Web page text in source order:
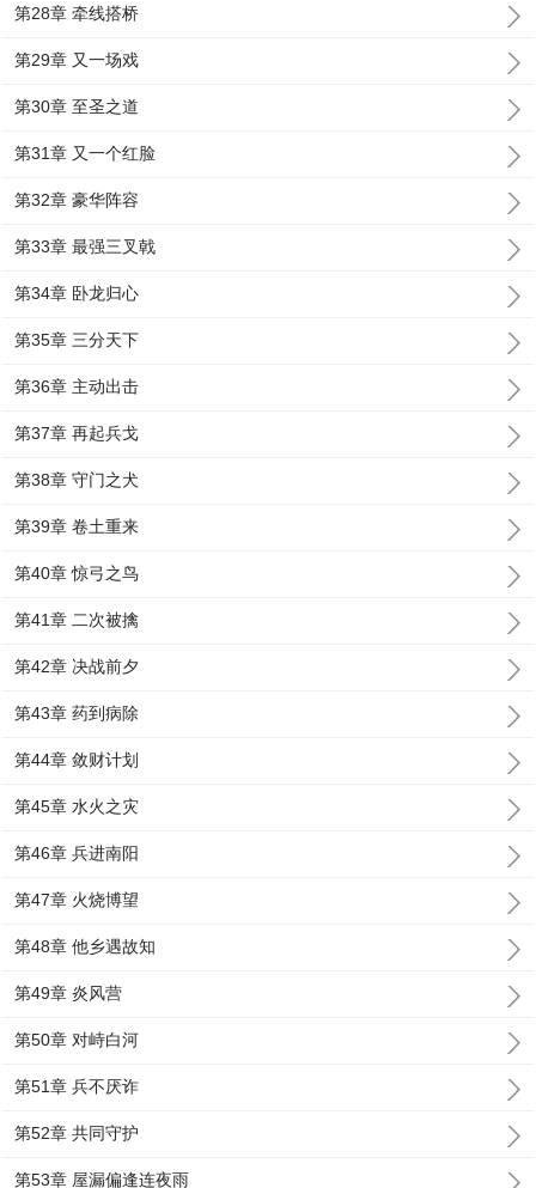
第28章 牵线搭桥
第29章 又一场戏
第30章 至圣之道
第31章 又一个红脸
第32章 豪华阵容
第33章 最强三叉戟
第34章 卧龙归心
第35章 三分天下
第36章 主动出击
第37章 再起兵戈
第38章 守门之犬
第39章 卷土重来
第40章 惊弓之鸟
第41章 二次被擒
第42章 决战前夕
第43章 药到病除
第44章 敛财计划
第45章 水火之灾
第46章 兵进南阳
第47章 火烧博望
第48章 他乡遇故知
第49章 炎风营
第50章 对峙白河
第51章 兵不厌诈
第52章 共同守护
第53章 屋漏偏逢连夜雨